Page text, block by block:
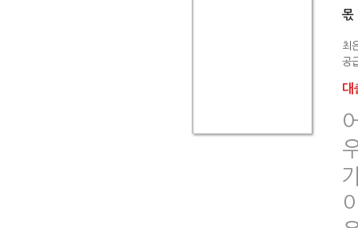
몫
최
공
대